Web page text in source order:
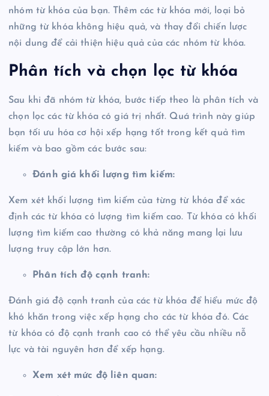
nhóm từ khóa của bạn. Thêm các từ khóa mới, loại bỏ
những từ khóa không hiệu quả, và thay đổi chiến lược
nội dung để cải thiện hiệu quả của các nhóm từ khóa.
Phân tích và chọn lọc từ khóa
Sau khi đã nhóm từ khóa, bước tiếp theo là phân tích và
chọn lọc các từ khóa có giá trị nhất. Quá trình này giúp
bạn tối ưu hóa cơ hội xếp hạng tốt trong kết quả tìm
kiếm và bao gồm các bước sau:
Đánh giá khối lượng tìm kiếm:
Xem xét khối lượng tìm kiếm của từng từ khóa để xác
định các từ khóa có lượng tìm kiếm cao. Từ khóa có khối
lượng tìm kiếm cao thường có khả năng mang lại lưu
lượng truy cập lớn hơn.
Phân tích độ cạnh tranh:
Đánh giá độ cạnh tranh của các từ khóa để hiểu mức độ
khó khăn trong việc xếp hạng cho các từ khóa đó. Các
từ khóa có độ cạnh tranh cao có thể yêu cầu nhiều nỗ
lực và tài nguyên hơn để xếp hạng.
Xem xét mức độ liên quan: